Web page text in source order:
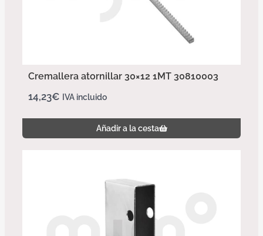
Cremallera atornillar 30×12 1MT 30810003
14,23€ IVA incluido
Añadir a la cesta